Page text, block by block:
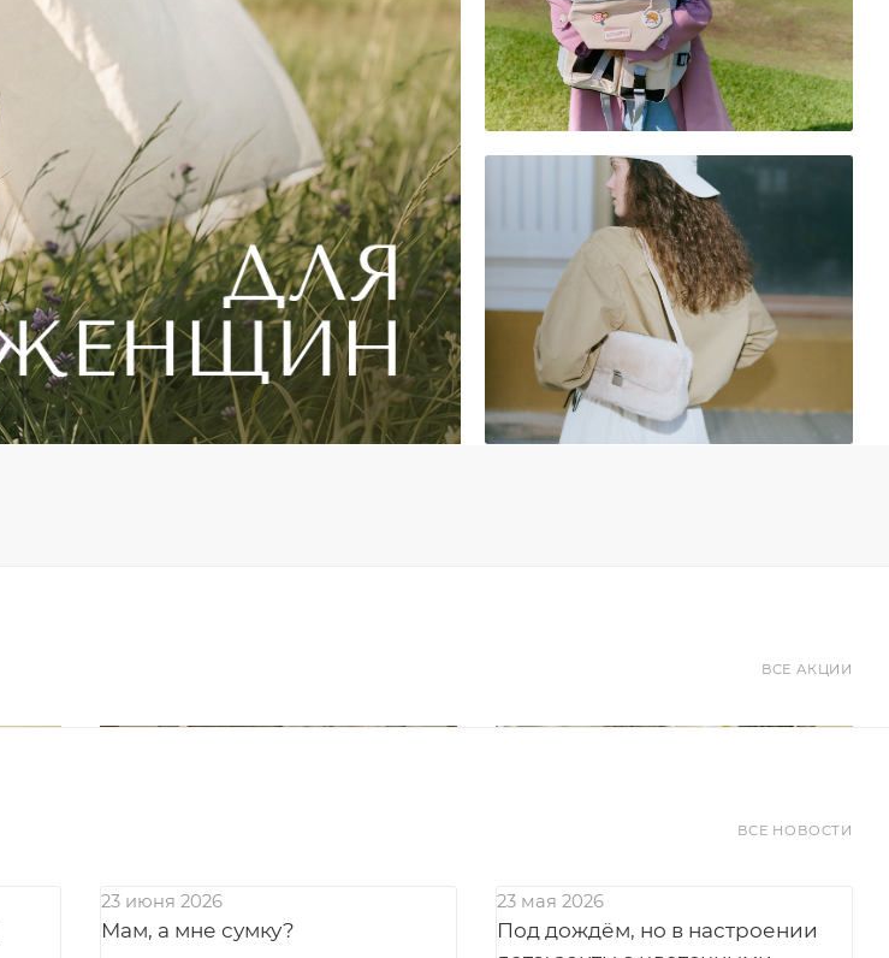
ВСЕ АКЦИИ
ВСЕ НОВОСТИ
23 июня 2026
Мам, а мне сумку?
23 мая 2026
Под дождём, но в настроении